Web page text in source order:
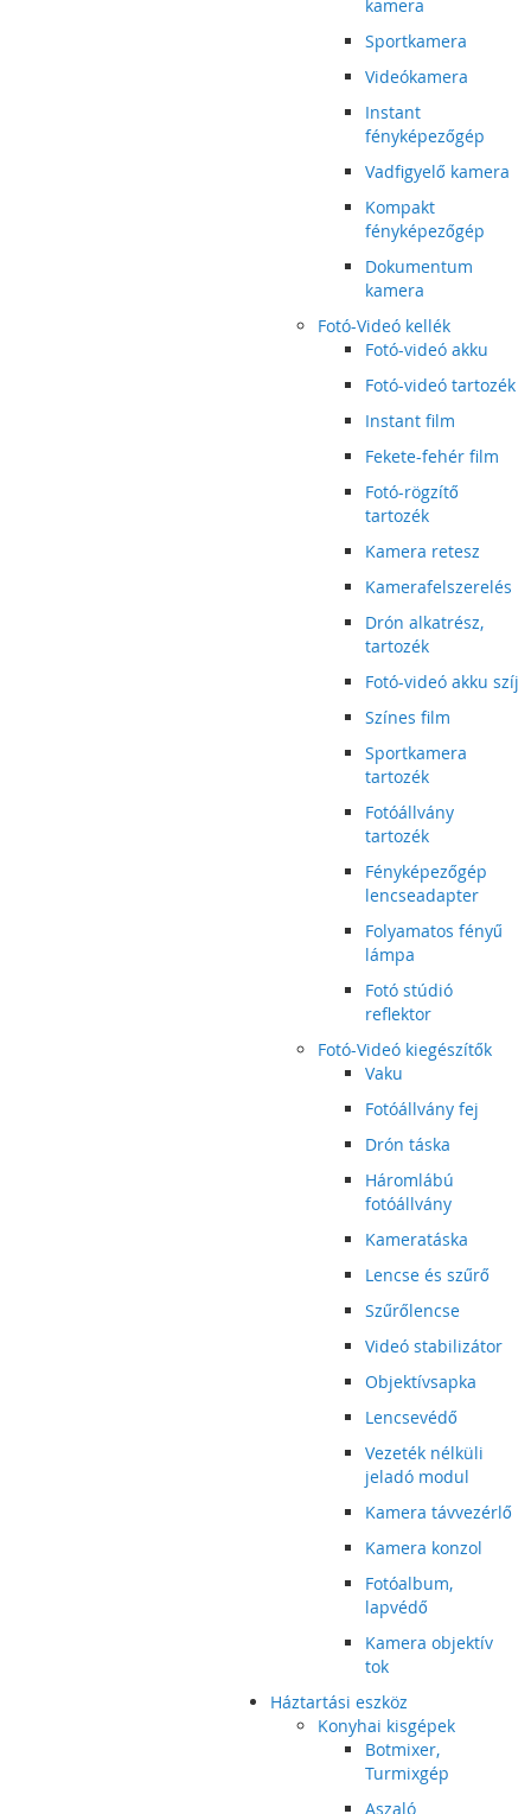
kamera
Sportkamera
Videókamera
Instant
fényképezőgép
Vadfigyelő kamera
Kompakt
fényképezőgép
Dokumentum
kamera
Fotó-Videó kellék
Fotó-videó akku
Fotó-videó tartozék
Instant film
Fekete-fehér film
Fotó-rögzítő
tartozék
Kamera retesz
Kamerafelszerelés
Drón alkatrész,
tartozék
Fotó-videó akku szíj
Színes film
Sportkamera
tartozék
Fotóállvány
tartozék
Fényképezőgép
lencseadapter
Folyamatos fényű
lámpa
Fotó stúdió
reflektor
Fotó-Videó kiegészítők
Vaku
Fotóállvány fej
Drón táska
Háromlábú
fotóállvány
Kameratáska
Lencse és szűrő
Szűrőlencse
Videó stabilizátor
Objektívsapka
Lencsevédő
Vezeték nélküli
jeladó modul
Kamera távvezérlő
Kamera konzol
Fotóalbum,
lapvédő
Kamera objektív
tok
Háztartási eszköz
Konyhai kisgépek
Botmixer,
Turmixgép
Aszaló